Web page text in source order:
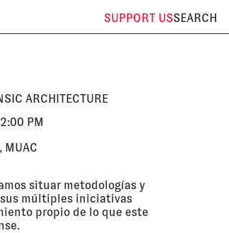
SUPPORT USSEARCH
ARCHITECTURE
PM
MUAC
situar metodologías y
múltiples iniciativas
propio de lo que este